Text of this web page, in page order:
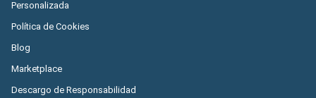
Personalizada
Política de Cookies
Blog
Marketplace
Descargo de Responsabilidad